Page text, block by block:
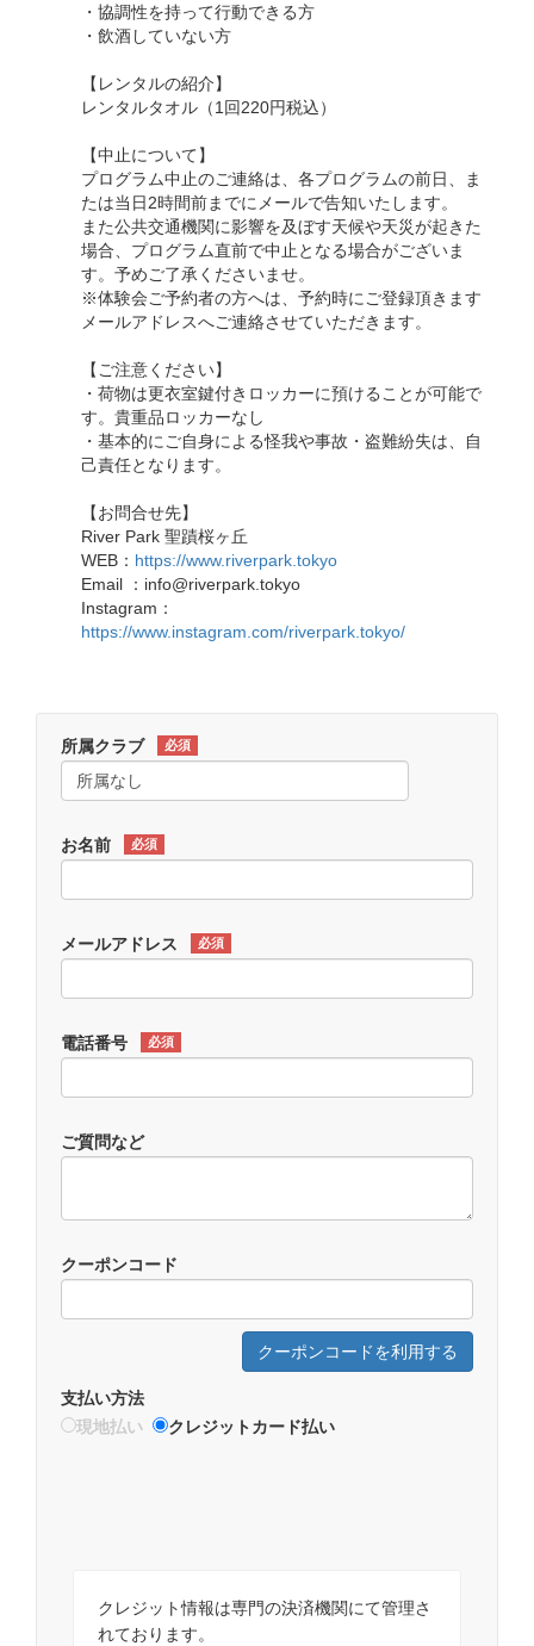
・協調性を持って行動できる方
・飲酒していない方
【レンタルの紹介】
レンタルタオル（1回220円税込）
【中止について】
プログラム中止のご連絡は、各プログラムの前日、ま
たは当日2時間前までにメールで告知いたします。
また公共交通機関に影響を及ぼす天候や天災が起きた
場合、プログラム直前で中止となる場合がございま
す。予めご了承くださいませ。
※体験会ご予約者の方へは、予約時にご登録頂きます
メールアドレスへご連絡させていただきます。
【ご注意ください】
・荷物は更衣室鍵付きロッカーに預けることが可能で
す。貴重品ロッカーなし
・基本的にご自身による怪我や事故・盗難紛失は、自
己責任となります。
【お問合せ先】
River Park 聖蹟桜ヶ丘
WEB： https://www.riverpark.tokyo
Email ：info@riverpark.tokyo
Instagram：
https://www.instagram.com/riverpark.tokyo/
所属クラブ 必須
お名前 必須
メールアドレス 必須
電話番号 必須
ご質問など
クーポンコード
クーポンコードを利用する
支払い方法
現地払い
クレジットカード払い
クレジット情報は専門の決済機関にて管理さ
れております。